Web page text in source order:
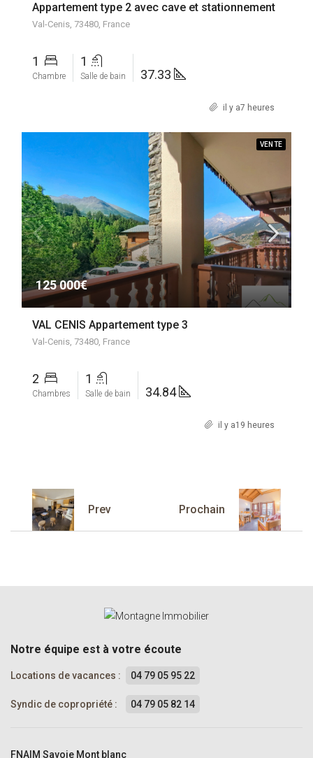
Appartement type 2 avec cave et stationnement
Val-Cenis, 73480, France
1
Chambre
1
Salle de bain 37.33
il y a7 heures
VENTE
125 000€
VAL CENIS Appartement type 3
Val-Cenis, 73480, France
2
Chambres
1
Salle de bain 34.84
il y a19 heures
Prev Prochain
Notre équipe est à votre écoute
Locations de vacances : 04 79 05 95 22
Syndic de copropriété : 04 79 05 82 14
FNAIM Savoie Mont blanc